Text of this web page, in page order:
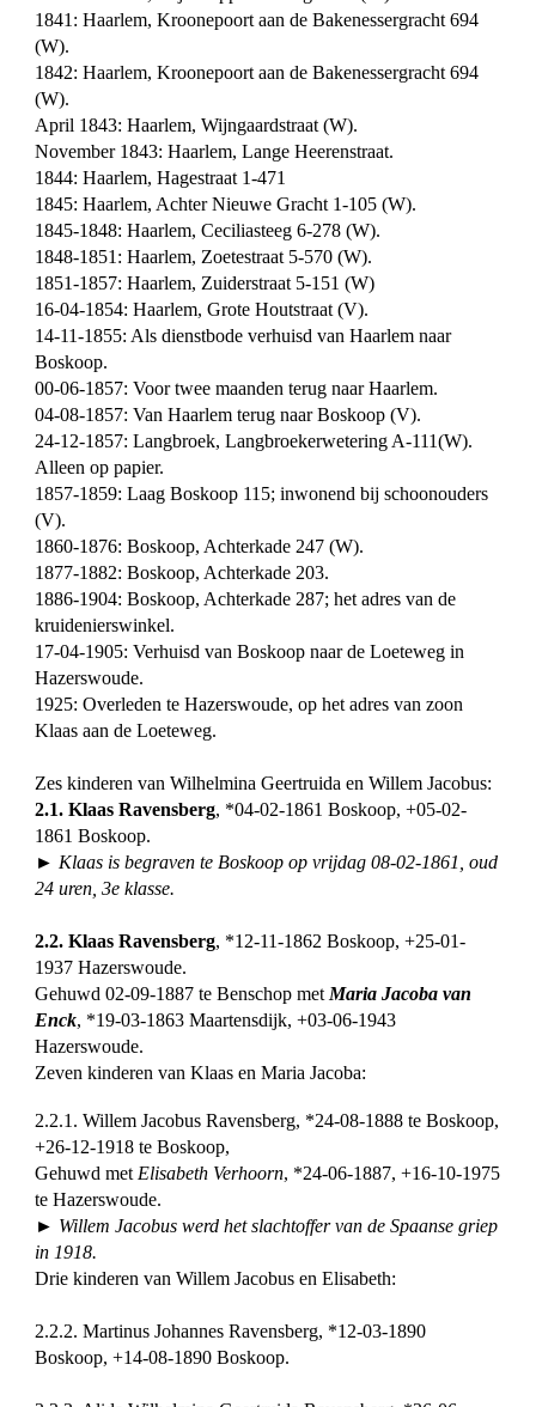
1841: Haarlem, Kroonepoort aan de Bakenessergracht 694
(W).
1842: Haarlem, Kroonepoort aan de Bakenessergracht 694
(W).
April 1843: Haarlem, Wijngaardstraat (W).
November 1843: Haarlem, Lange Heerenstraat.
1844: Haarlem, Hagestraat 1-471
1845: Haarlem, Achter Nieuwe Gracht 1-105 (W).
1845-1848: Haarlem, Ceciliasteeg 6-278 (W).
1848-1851: Haarlem, Zoetestraat 5-570 (W).
1851-1857: Haarlem, Zuiderstraat 5-151 (W)
16-04-1854: Haarlem, Grote Houtstraat (V).
14-11-1855: Als dienstbode verhuisd van Haarlem naar
Boskoop.
00-06-1857: Voor twee maanden terug naar Haarlem.
04-08-1857: Van Haarlem terug naar Boskoop (V).
24-12-1857: Langbroek, Langbroekerwetering A-111(W).
Alleen op papier.
1857-1859: Laag Boskoop 115; inwonend bij schoonouders
(V).
1860-1876: Boskoop, Achterkade 247 (W).
1877-1882: Boskoop, Achterkade 203.
1886-1904: Boskoop, Achterkade 287; het adres van de
kruidenierswinkel.
17-04-1905: Verhuisd van Boskoop naar de Loeteweg in
Hazerswoude.
1925: Overleden te Hazerswoude, op het adres van zoon
Klaas aan de Loeteweg.
Zes kinderen van Wilhelmina Geertruida en Willem Jacobus:
2.1. Klaas Ravensberg, *04-02-1861 Boskoop, +05-02-
1861 Boskoop.
► Klaas is begraven te Boskoop op vrijdag 08-02-1861, oud
24 uren, 3e klasse.
2.2. Klaas Ravensberg, *12-11-1862 Boskoop, +25-01-
1937 Hazerswoude.
Gehuwd 02-09-1887 te Benschop met Maria Jacoba van
Enck, *19-03-1863 Maartensdijk, +03-06-1943
Hazerswoude.
Zeven kinderen van Klaas en Maria Jacoba:
2.2.1. Willem Jacobus Ravensberg, *24-08-1888 te Boskoop,
+26-12-1918 te Boskoop,
Gehuwd met Elisabeth Verhoorn, *24-06-1887, +16-10-1975
te Hazerswoude.
► Willem Jacobus werd het slachtoffer van de Spaanse griep
in 1918.
Drie kinderen van Willem Jacobus en Elisabeth:
2.2.2. Martinus Johannes Ravensberg, *12-03-1890
Boskoop, +14-08-1890 Boskoop.